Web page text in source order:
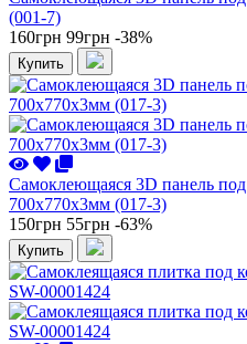
(001-7)
160грн 99грн -38%
Купить
Самоклеющаяся 3D панель
700x770x3мм (017-3)
150грн 55грн -63%
Купить